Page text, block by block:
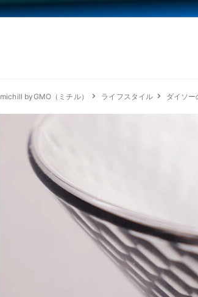
michill byGMO（ミチル） ライフスタイル ダイソ